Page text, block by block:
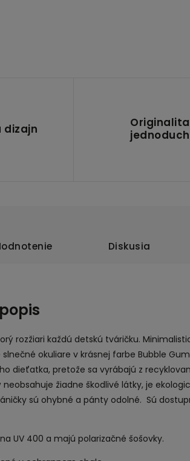
dizajn
Diskusia
rozžiari každú detskú tváričku.
okuliare v krásnej farbe Bubble Gum
dieťatka, pretože sa vyrábajú z
žiadne škodlivé látky, je
sú ohybné a pánty odolné. Sú
UV 400 a majú polarizačné šošovky.